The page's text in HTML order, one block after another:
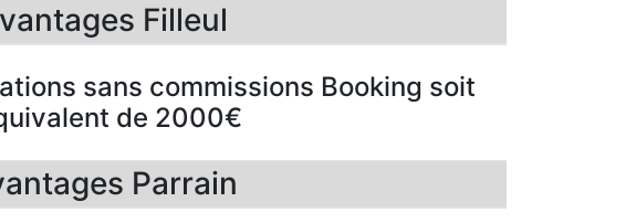
Filleul
sans commissions Booking soit
de 2000€
Parrain